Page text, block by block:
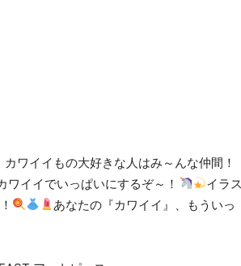
カワイイもの大好きな人はみ～んな仲間！
イイでいっぱいにするぞ～！
イラス
あなたの『カワイイ』、もういっ